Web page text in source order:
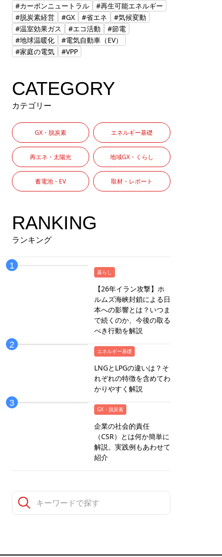
#カーボンニュートラル
#再生可能エネルギー
#脱炭素経営
#GX #省エネ
#気候変動
#温室効果ガス
#エコ活動
#節電
#地球温暖化
#電気自動車（EV）
#家庭の電気
#VPP
CATEGORY
カテゴリー
GX・脱炭素 エネルギー基礎
再エネ・太陽光 地域GX・くらし
蓄電池・EV 取材・レポート
RANKING
ランキング
暮らし
【26年イラン攻撃】ホ
ルムズ海峡封鎖による日
本への影響とは？いつま
で続くのか、今後の取る
べき行動を解説
エネルギー基礎
LNGとLPGの違いは？そ
れぞれの特徴を含めてわ
かりやすく解説
GX・脱炭素
企業の社会的責任
（CSR）とは何か簡単に
解説。実践例もあわせて
紹介